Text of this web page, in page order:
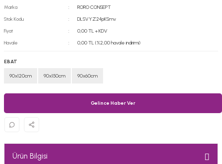
Marka
RORO CONSEPT
Stok Kodu
DLSVYZ24pKSmv
Fiyat
0,00 TL + KDV
Havale
0,00 TL (%2,00 havale indirimi)
EBAT
90x120cm 90x150cm 90x60cm
Gelince Haber Ver
Ürün Bilgisi